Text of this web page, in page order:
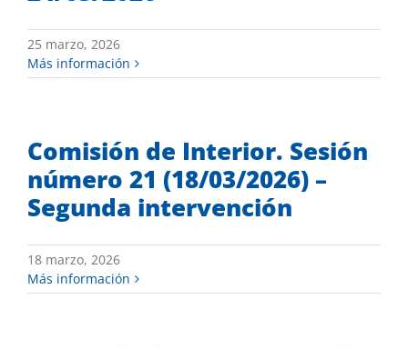
25 marzo, 2026
Más información
Comisión de Interior. Sesión
número 21 (18/03/2026) –
Segunda intervención
18 marzo, 2026
Más información